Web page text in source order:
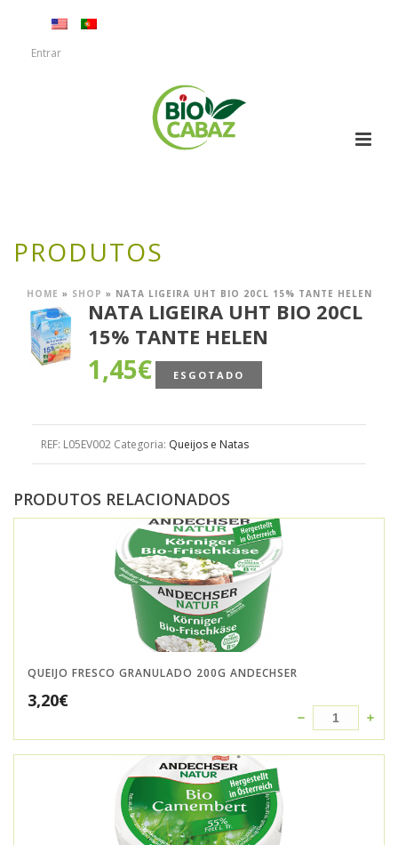
Entrar
PRODUTOS
HOME » SHOP » NATA LIGEIRA UHT BIO 20CL 15% TANTE HELEN
NATA LIGEIRA UHT BIO 20CL
15% TANTE HELEN
1,45€ ESGOTADO
REF: L05EV002 Categoria: Queijos e Natas
PRODUTOS RELACIONADOS
QUEIJO FRESCO GRANULADO 200G ANDECHSER
3,20€